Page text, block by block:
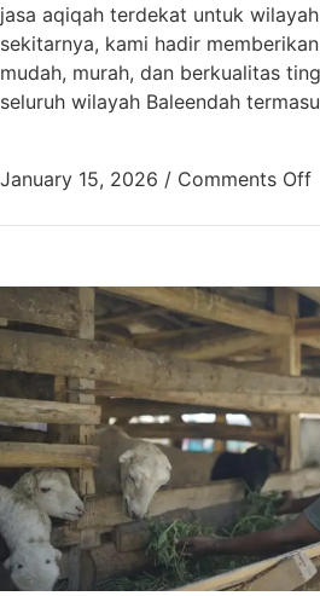
jasa aqiqah terdekat untuk
sekitarnya, kami hadir
mudah, murah, dan berkualitas
seluruh wilayah Baleendah
January 15, 2026 / Comments Off